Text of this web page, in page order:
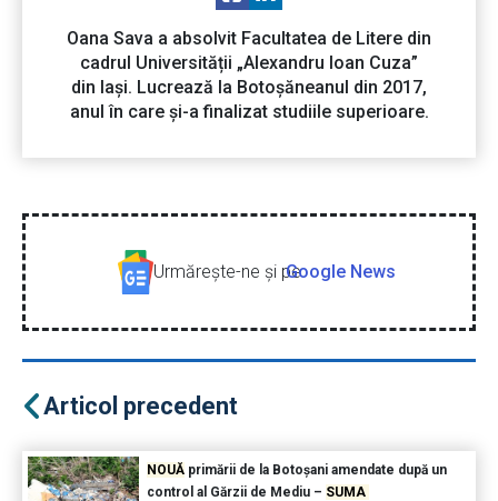
Oana Sava a absolvit Facultatea de Litere din
cadrul Universității „Alexandru Ioan Cuza”
din Iași. Lucrează la Botoșăneanul din 2017,
anul în care și-a finalizat studiile superioare.
Urmăreşte-ne şi peGoogle News
Articol precedent
NOUĂprimării de la Botoșani amendate după un
control al Gărzii de Mediu – SUMA